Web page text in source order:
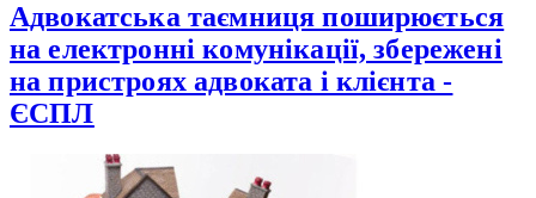
Адвокатська таємниця поширюється
на електронні комунікації, збережені
на пристроях адвоката і клієнта -
ЄСПЛ